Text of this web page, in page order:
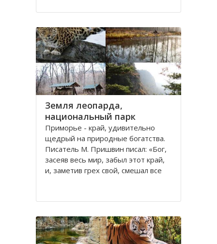
хребты достигают высоты 2000 м.
широко известные горные системы
Хингано
Земля леопарда,
национальный парк
Приморье - край, удивительно
щедрый на природные богатства.
Писатель М. Пришвин писал: «Бог,
засеяв весь мир, забыл этот край,
и, заметив грех свой, смешал все
здесь соседствует тайга и
здесь обитают